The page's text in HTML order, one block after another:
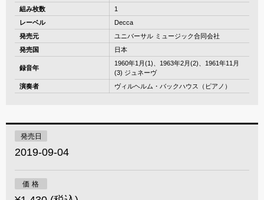
組み枚数
1
レーベル
Decca
発売元
ユニバーサル ミュージック合同会社
発売国
日本
録音年
1960年1月(1)、1963年2月(2)、1961年11月
(3) ジュネーヴ
演奏者
ヴィルヘルム・バックハウス（ピアノ）
発売日
2019-09-04
価 格